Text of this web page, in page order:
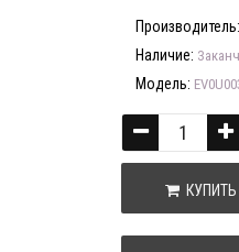
Производитель:
Наличие:
Модель:
КУПИТЬ